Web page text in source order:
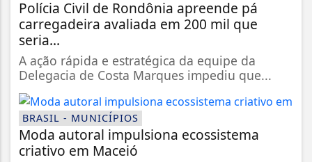
Polícia Civil de Rondônia apreende pá
carregadeira avaliada em 200 mil que
seria...
A ação rápida e estratégica da equipe da
Delegacia de Costa Marques impediu que...
BRASIL - MUNICÍPIOS
Moda autoral impulsiona ecossistema
criativo em Maceió